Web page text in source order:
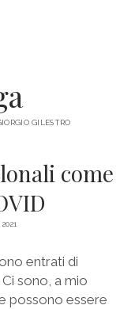
mastodon
GILESTRO
come
entrati di
sono, a mio
possono essere